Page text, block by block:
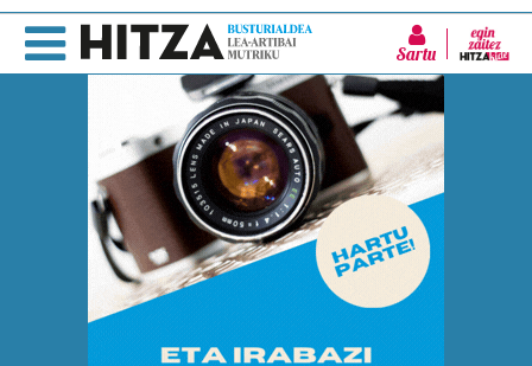
Sartu